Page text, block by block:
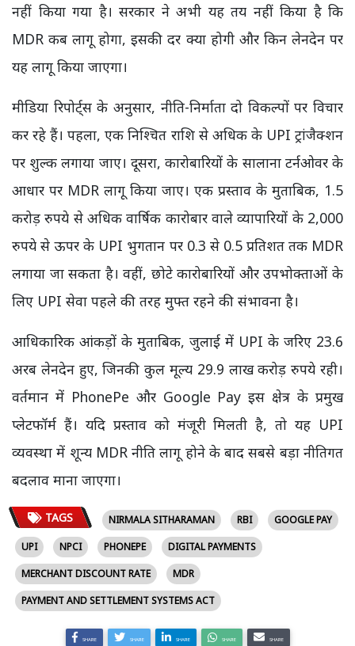
नहीं किया गया है। सरकार ने अभी यह तय नहीं किया है कि
MDR कब लागू होगा, इसकी दर क्या होगी और किन लेनदेन पर
यह लागू किया जाएगा।
मीडिया रिपोर्ट्स के अनुसार, नीति-निर्माता दो विकल्पों पर विचार
कर रहे हैं। पहला, एक निश्चित राशि से अधिक के UPI ट्रांजैक्शन
पर शुल्क लगाया जाए। दूसरा, कारोबारियों के सालाना टर्नओवर के
आधार पर MDR लागू किया जाए। एक प्रस्ताव के मुताबिक, 1.5
करोड़ रुपये से अधिक वार्षिक कारोबार वाले व्यापारियों के 2,000
रुपये से ऊपर के UPI भुगतान पर 0.3 से 0.5 प्रतिशत तक MDR
लगाया जा सकता है। वहीं, छोटे कारोबारियों और उपभोक्ताओं के
लिए UPI सेवा पहले की तरह मुफ्त रहने की संभावना है।
आधिकारिक आंकड़ों के मुताबिक, जुलाई में UPI के जरिए 23.6
अरब लेनदेन हुए, जिनकी कुल मूल्य 29.9 लाख करोड़ रुपये रही।
वर्तमान में PhonePe और Google Pay इस क्षेत्र के प्रमुख
प्लेटफॉर्म हैं। यदि प्रस्ताव को मंजूरी मिलती है, तो यह UPI
व्यवस्था में शून्य MDR नीति लागू होने के बाद सबसे बड़ा नीतिगत
बदलाव माना जाएगा।
TAGS NIRMALA SITHARAMAN RBI
GOOGLE PAY
UPI
NPCI PHONEPE
DIGITAL PAYMENTS
MERCHANT DISCOUNT RATE
MDR
PAYMENT AND SETTLEMENT SYSTEMS ACT
SHARE SHARE SHARE SHARE SHARE